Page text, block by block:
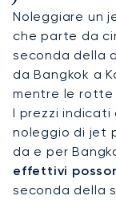
elicottero
di viaggio per
minuti). Che si
International
stellata
Country Club,
alle tue
Con decenni
sicurezza
soluzioni di
Noleggiare un
che parte da
seconda della
da Bangkok a
mentre le rotte
I prezzi
noleggio di jet
da e per
effettivi
seconda della